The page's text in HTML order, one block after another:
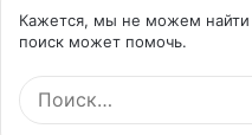
Кажется, мы не можем
поиск может помочь.